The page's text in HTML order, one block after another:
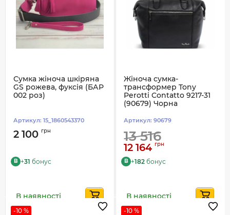
Сумка жіноча шкіряна
GS рожева, фуксія (БАР
002 роз)
Артикул: 15_1860543370
2 100 грн
B +31 бонус
В наявності
Жіноча сумка-
трансформер Tony
Perotti Contatto 9217-31
(90679) Чорна
Артикул: 90679
13 516
12 164 грн
B +182 бонус
В наявності
-10 %
-10 %